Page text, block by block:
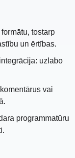
tostarp
un ērtības.
uzlabo
vai
programmatūru